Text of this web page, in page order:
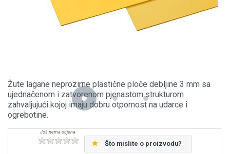
Žute lagane neprozirne plastične ploče debljine 3 mm sa
ujednačenom i zatvorenom pjenastom strukturom
zahvaljujući kojoj imaju dobru otpornost na udarce i
ogrebotine.
Što mislite o proizvodu?